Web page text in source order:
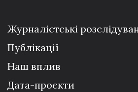
Журналістські
Публікації
Наш вплив
Дата-проєкти